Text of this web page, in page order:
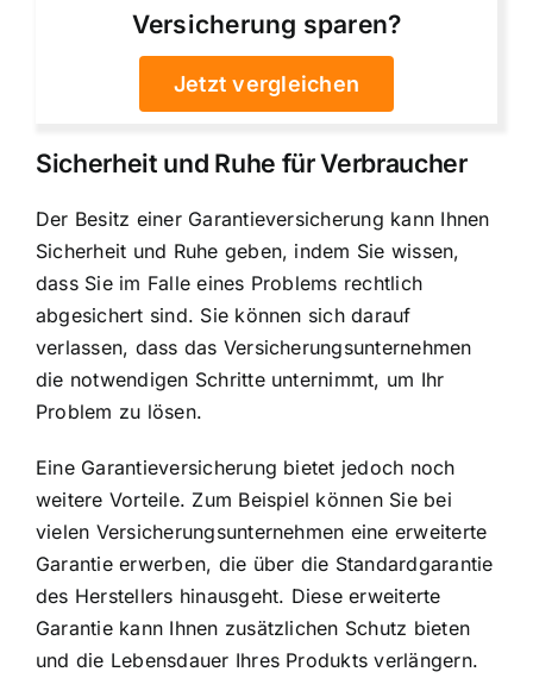
Versicherung sparen?
Jetzt vergleichen
Sicherheit und Ruhe für Verbraucher
Der Besitz einer Garantieversicherung kann Ihnen
Sicherheit und Ruhe geben, indem Sie wissen,
dass Sie im Falle eines Problems rechtlich
abgesichert sind. Sie können sich darauf
verlassen, dass das Versicherungsunternehmen
die notwendigen Schritte unternimmt, um Ihr
Problem zu lösen.
Eine Garantieversicherung bietet jedoch noch
weitere Vorteile. Zum Beispiel können Sie bei
vielen Versicherungsunternehmen eine erweiterte
Garantie erwerben, die über die Standardgarantie
des Herstellers hinausgeht. Diese erweiterte
Garantie kann Ihnen zusätzlichen Schutz bieten
und die Lebensdauer Ihres Produkts verlängern.